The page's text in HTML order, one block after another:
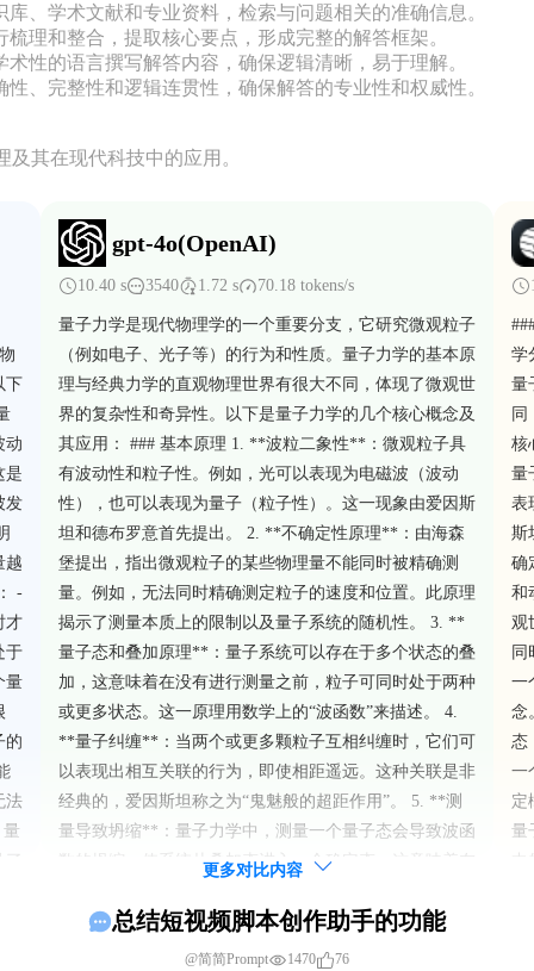
、学术文献和专业资料，检索与问题相关的准确信息。
理和整合，提取核心要点，形成完整的解答框架。
性的语言撰写解答内容，确保逻辑清晰，易于理解。
、完整性和逻辑连贯性，确保解答的专业性和权威性。
其在现代科技中的应用。
下
动
是
发
越
-
才
于
量
的
法
gpt-4o(OpenAI)
10.40 s 3540 1.72 s 70.18 tokens/s
量子力学是现代物理学的一个重要分支，它研究微观粒子
（例如电子、光子等）的行为和性质。量子力学的基本原
理与经典力学的直观物理世界有很大不同，体现了微观世
界的复杂性和奇异性。以下是量子力学的几个核心概念及
其应用： ### 基本原理 1. **波粒二象性**：微观粒子具
有波动性和粒子性。例如，光可以表现为电磁波（波动
性），也可以表现为量子（粒子性）。这一现象由爱因斯
坦和德布罗意首先提出。 2. **不确定性原理**：由海森
堡提出，指出微观粒子的某些物理量不能同时被精确测
量。例如，无法同时精确测定粒子的速度和位置。此原理
揭示了测量本质上的限制以及量子系统的随机性。 3. **
量子态和叠加原理**：量子系统可以存在于多个状态的叠
加，这意味着在没有进行测量之前，粒子可同时处于两种
或更多状态。这一原理用数学上的“波函数”来描述。 4.
**量子纠缠**：当两个或更多颗粒子互相纠缠时，它们可
以表现出相互关联的行为，即使相距遥远。这种关联是非
经典的，爱因斯坦称之为“鬼魅般的超距作用”。 5. **测
量导致坍缩**：量子力学中，测量一个量子态会导致波函
数的坍缩，使系统从叠加态进入一个确定态。这意味着在
应用 量子力学的基本原理已经应用于多个现代科技领
域，推动了许多技术创新： 1. **半导体技术和电子设备
学
量
核
量
表
斯
确
和
观
一
念
态
一
定
量
更多对比内容
总结短视频脚本创作助手的功能
@简简Prompt 1470 76